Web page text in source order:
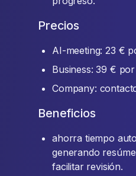
Precios
AI-meeting: 23 €
Business: 39 €
Company:
Beneficios
ahorra tiempo
generando
facilitar revisión.